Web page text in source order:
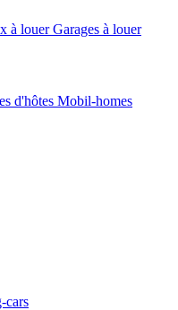
à louer Garages à louer
d'hôtes Mobil-homes
cars